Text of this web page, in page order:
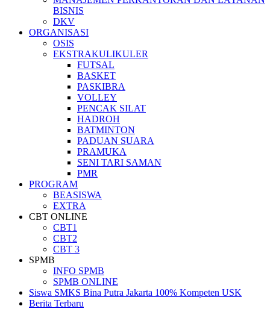
BISNIS
DKV
ORGANISASI
OSIS
EKSTRAKULIKULER
FUTSAL
BASKET
PASKIBRA
VOLLEY
PENCAK SILAT
HADROH
BATMINTON
PADUAN SUARA
PRAMUKA
SENI TARI SAMAN
PMR
PROGRAM
BEASISWA
EXTRA
CBT ONLINE
CBT1
CBT2
CBT 3
SPMB
INFO SPMB
SPMB ONLINE
Siswa SMKS Bina Putra Jakarta 100% Kompeten USK
Berita Terbaru